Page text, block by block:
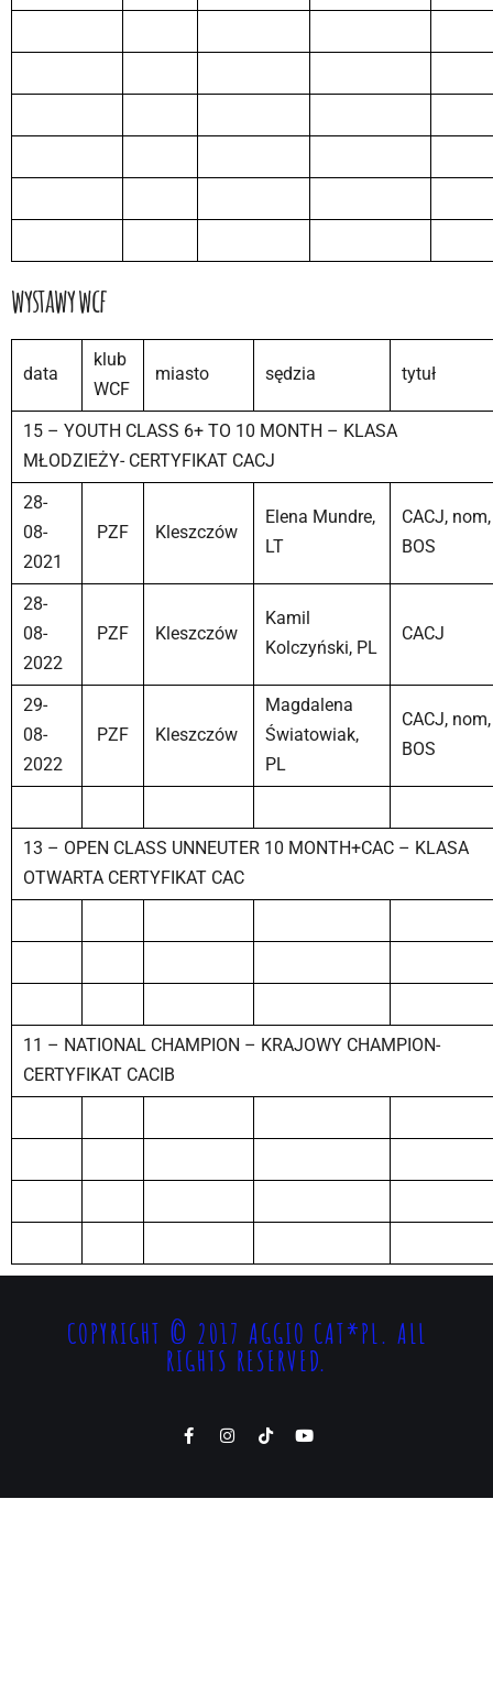
wystawy wcf
data
klub
WCF
miasto sędzia tytuł
15 – YOUTH CLASS 6+ TO 10 MONTH – KLASA
MŁODZIEŻY- CERTYFIKAT CACJ
28-
08-
2021
PZF Kleszczów
Elena Mundre,
LT
CACJ, nom,
BOS
28-
08-
2022
PZF Kleszczów
Kamil
Kolczyński, PL
CACJ
29-
08-
2022
PZF Kleszczów
Magdalena
Światowiak,
PL
CACJ, nom,
BOS
13 – OPEN CLASS UNNEUTER 10 MONTH+CAC – KLASA
OTWARTA CERTYFIKAT CAC
11 – NATIONAL CHAMPION – KRAJOWY CHAMPION-
CERTYFIKAT CACIB
COPYRIGHT © 2017 AGGIO CAT*PL. ALL
RIGHTS RESERVED.